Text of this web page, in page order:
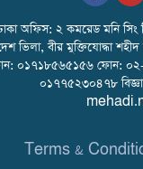
অফিস: ২ কমরেড মনি সিং
ভিলা, বীর মুক্তিযোদ্ধা
০১৭১৮৫৬৫১৫৬ ফোন: ০২-
০১৭৭৫২৩০৪৭৮
Terms &